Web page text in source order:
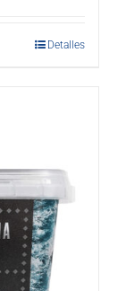
Detalles